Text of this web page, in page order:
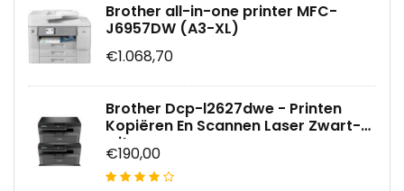
Brother all-in-one printer MFC-
J6957DW (A3-XL)
€1.068,70
Brother Dcp-l2627dwe - Printen
Kopiëren En Scannen Laser Zwart-
wit
€190,00